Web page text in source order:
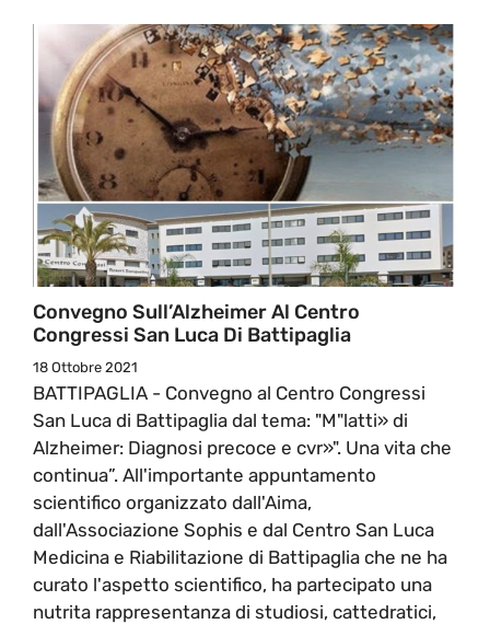
Convegno Sull’Alzheimer Al Centro
Congressi San Luca Di Battipaglia
18 Ottobre 2021
BATTIPAGLIA - Convegno al Centro Congressi
San Luca di Battipaglia dal tema: "M"latti» di
Alzheimer: Diagnosi precoce e cvr»". Una vita che
continua”. All'importante appuntamento
scientifico organizzato dall'Aima,
dall'Associazione Sophis e dal Centro San Luca
Medicina e Riabilitazione di Battipaglia che ne ha
curato l'aspetto scientifico, ha partecipato una
nutrita rappresentanza di studiosi, cattedratici,